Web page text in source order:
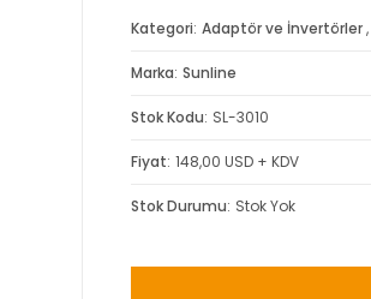
Kategori Adaptör ve İnvertörler,
Marka Sunline
Stok Kodu SL-3010
Fiyat 148,00 USD + KDV
Stok Durumu Stok Yok